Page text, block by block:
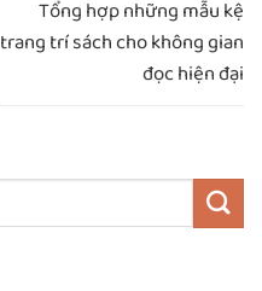
Tổng hợp những mẫu kệ
trang trí sách cho không gian
đọc hiện đại